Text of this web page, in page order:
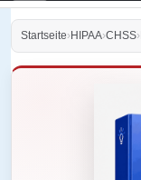
Startseite›HIPAA›CHSS›